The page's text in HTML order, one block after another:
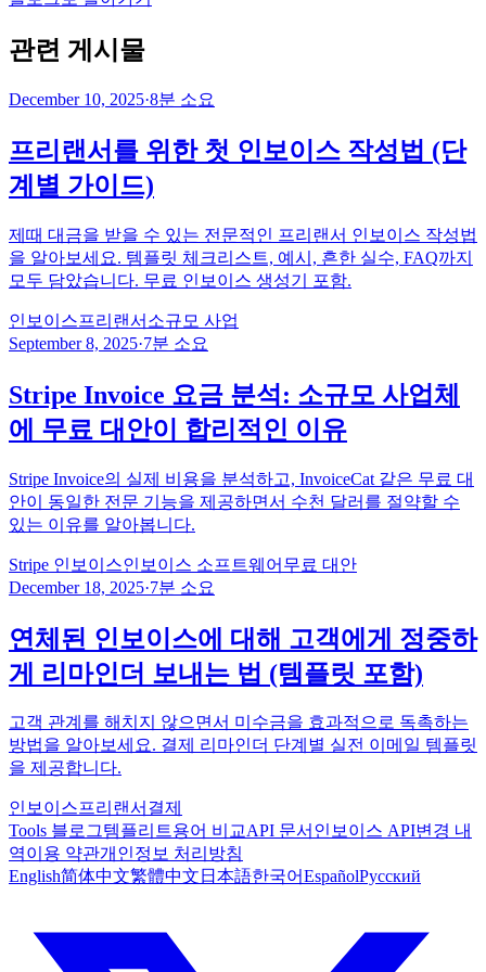
관련 게시물
December 10, 2025·8분 소요
프리랜서를 위한 첫 인보이스 작성법 (단
계별 가이드)
제때 대금을 받을 수 있는 전문적인 프리랜서 인보이스 작성법
을 알아보세요. 템플릿 체크리스트, 예시, 흔한 실수, FAQ까지
모두 담았습니다. 무료 인보이스 생성기 포함.
인보이스프리랜서 소규모 사업
September 8, 2025·7분 소요
Stripe Invoice 요금 분석: 소규모 사업체
에 무료 대안이 합리적인 이유
Stripe Invoice의 실제 비용을 분석하고, InvoiceCat 같은 무료 대
안이 동일한 전문 기능을 제공하면서 수천 달러를 절약할 수
있는 이유를 알아봅니다.
Stripe 인보이스인보이스 소프트웨어 무료 대안
December 18, 2025·7분 소요
연체된 인보이스에 대해 고객에게 정중하
게 리마인더 보내는 법 (템플릿 포함)
고객 관계를 해치지 않으면서 미수금을 효과적으로 독촉하는
방법을 알아보세요. 결제 리마인더 단계별 실전 이메일 템플릿
을 제공합니다.
인보이스프리랜서 결제
Tools 블로그템플리트용어 비교API 문서 인보이스 API변경 내
역이용 약관개인정보 처리방침
English简体中文繁體中文 日本語한국어EspañolРусский